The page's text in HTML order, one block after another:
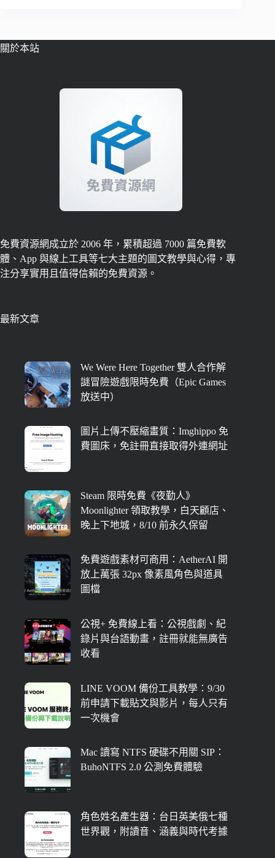
關於本站
免費資源網成立於 2006 年，累積超過 7000 篇免費軟
體、App 與線上工具等七大主題的圖文教學與心得，專
注分享實用且值得信賴的免費資源。
最新文章
We Were Here Together 雙人合作解
謎冒險遊戲限時免費（Epic Games
放送中）
圖片上傳不壓縮畫質：Imghippo 免
費圖床，免註冊直接取得外連網址
Steam 限時免費《夜勤人》
Moonlighter 領取教學，白天顧店、
晚上下地城，8/10 前永久保留
免費遊戲素材可商用：AetherAI 開
放上萬張 32px 像素風角色與道具
圖檔
公視+ 免費線上看：公視戲劇、紀
錄片與台語動畫，註冊就能無廣告
收看
LINE VOOM 備份工具教學：9/30
前申請下載貼文與影片，每人只有
一次機會
Mac 讀寫 NTFS 硬碟不用關 SIP：
BuhoNTFS 2.0 公測免費體驗
角色姓名產生器：台日英美俄七種
世界觀，附讀音、涵義與時代考據